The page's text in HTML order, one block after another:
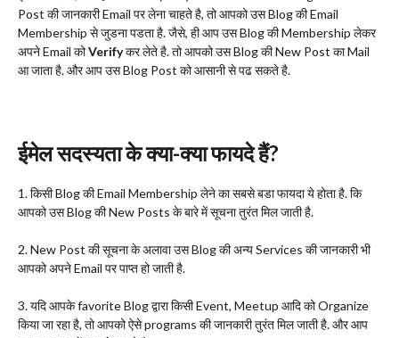
Post की जानकारी Email पर लेना चाहते है, तो आपको उस Blog की Email
Membership से जुडना पडता है. जैसे, ही आप उस Blog की Membership लेकर
अपने Email कोVerifyकर लेते है. तो आपको उस Blog की New Post का Mail
आ जाता है. और आप उस Blog Post को आसानी से पढ सकते है.
ईमेल सदस्यता के क्या-क्या फायदे हैं?
1. किसी Blog की Email Membership लेने का सबसे बडा फायदा ये होता है. कि
आपको उस Blog की New Posts के बारे में सूचना तुरंत मिल जाती है.
2. New Post की सूचना के अलावा उस Blog की अन्य Services की जानकारी भी
आपको अपने Email पर पाप्त हो जाती है.
3. यदि आपके favorite Blog द्वारा किसी Event, Meetup आदि को Organize
किया जा रहा है, तो आपको ऐसे programs की जानकारी तुरंत मिल जाती है. और आप